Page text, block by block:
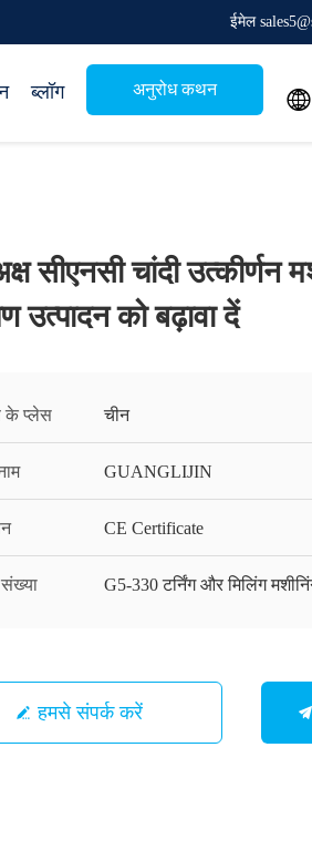
ईमेल
ब्लॉग अनुरोध कथन 
सीएनसी चांदी
उत्पादन को बढ़ावा दें
के प्लेस चीन
GUANGLIJIN
CE Certificate
G5-330 टर्निंग और मिलिंग
हमसे संपर्क करें